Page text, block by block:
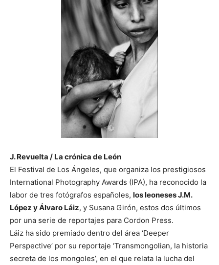
J. Revuelta / La crónica de León
El Festival de Los Ángeles, que organiza los prestigiosos
International Photography Awards (IPA), ha reconocido la
labor de tres fotógrafos españoles, los leoneses J.M.
López y Álvaro Láiz, y Susana Girón, estos dos últimos
por una serie de reportajes para Cordon Press.
Láiz ha sido premiado dentro del área ‘Deeper
Perspective’ por su reportaje ‘Transmongolian, la historia
secreta de los mongoles’, en el que relata la lucha del